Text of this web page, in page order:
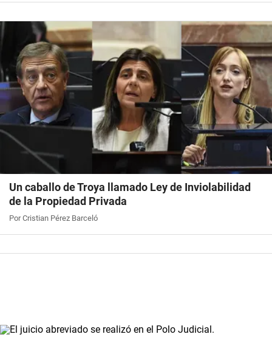
Un caballo de Troya llamado Ley de Inviolabilidad
de la Propiedad Privada
Por Cristian Pérez Barceló